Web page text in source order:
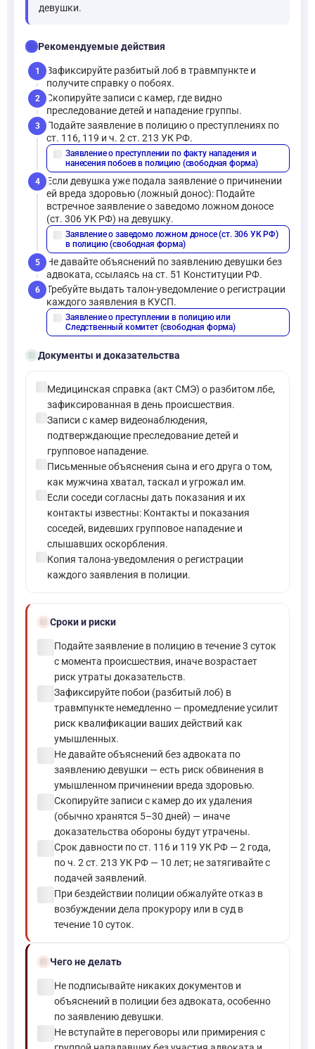
девушки.
checklistРекомендуемые действия
1
Зафиксируйте разбитый лоб в травмпункте и
получите справку о побоях.
2
Скопируйте записи с камер, где видно
преследование детей и нападение группы.
3
Подайте заявление в полицию о преступлениях по
ст. 116, 119 и ч. 2 ст. 213 УК РФ.
Заявление о преступлении по факту нападения и
нанесения побоев в полицию (свободная форма)
4
Если девушка уже подала заявление о причинении
ей вреда здоровью (ложный донос): Подайте
встречное заявление о заведомо ложном доносе
(ст. 306 УК РФ) на девушку.
Заявление о заведомо ложном доносе (ст. 306 УК РФ)
в полицию (свободная форма)
5
Не давайте объяснений по заявлению девушки без
адвоката, ссылаясь на ст. 51 Конституции РФ.
6
Требуйте выдать талон-уведомление о регистрации
каждого заявления в КУСП.
Заявление о преступлении в полицию или
Следственный комитет (свободная форма)
folder_openДокументы и доказательства
Медицинская справка (акт СМЭ) о разбитом лбе,
зафиксированная в день происшествия.
Записи с камер видеонаблюдения,
подтверждающие преследование детей и
групповое нападение.
Письменные объяснения сына и его друга о том,
как мужчина хватал, таскал и угрожал им.
Если соседи согласны дать показания и их
контакты известны: Контакты и показания
соседей, видевших групповое нападение и
слышавших оскорбления.
Копия талона-уведомления о регистрации
каждого заявления в полиции.
schedule Сроки и риски
Подайте заявление в полицию в течение 3 суток
с момента происшествия, иначе возрастает
риск утраты доказательств.
Зафиксируйте побои (разбитый лоб) в
травмпункте немедленно — промедление усилит
риск квалификации ваших действий как
умышленных.
Не давайте объяснений без адвоката по
заявлению девушки — есть риск обвинения в
умышленном причинении вреда здоровью.
Скопируйте записи с камер до их удаления
(обычно хранятся 5–30 дней) — иначе
доказательства обороны будут утрачены.
Срок давности по ст. 116 и 119 УК РФ — 2 года,
по ч. 2 ст. 213 УК РФ — 10 лет; не затягивайте с
подачей заявлений.
При бездействии полиции обжалуйте отказ в
возбуждении дела прокурору или в суд в
течение 10 суток.
block Чего не делать
Не подписывайте никаких документов и
объяснений в полиции без адвоката, особенно
по заявлению девушки.
Не вступайте в переговоры или примирения с